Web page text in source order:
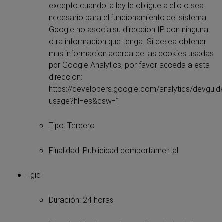
excepto cuando la ley le obligue a ello o sea
necesario para el funcionamiento del sistema.
Google no asocia su direccion IP con ninguna
otra informacion que tenga. Si desea obtener
mas informacion acerca de las cookies usadas
por Google Analytics, por favor acceda a esta
direccion:
https://developers.google.com/analytics/
usage?hl=es&csw=1
Tipo: Tercero
Finalidad: Publicidad comportamental
_gid
Duración: 24 horas